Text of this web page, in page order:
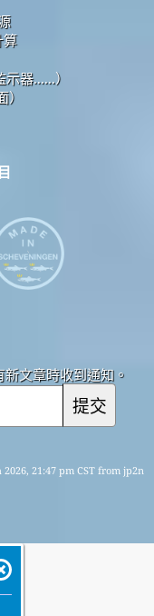
算
器......）
文章時收到通知。
提交
21:47 pm CST from jp2n